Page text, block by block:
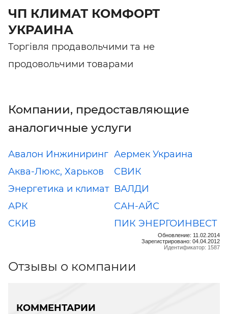
ЧП КЛИМАТ КОМФОРТ
УКРАИНА
Торгівля продавольчими та не
продовольчими товарами
Компании, предоставляющие
аналогичные услуги
Авалон Инжиниринг Аермек Украина
Аква-Люкс, Харьков
СВИК
Энергетика и климат ВАЛДИ
АРК
САН-АЙС
СКИВ
ПИК ЭНЕРГОИНВЕСТ
Обновление: 11.02.2014
Зарегистрировано: 04.04.2012
Идентификатор: 1587
Отзывы о компании
КОММЕНТАРИИ